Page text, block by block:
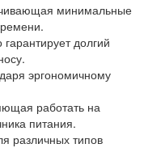
минимальные
долгий
эргономичному
работать на
питания.
различных типов